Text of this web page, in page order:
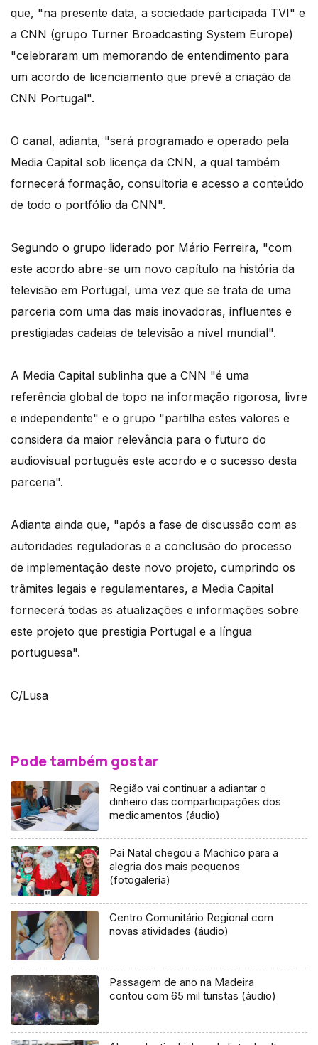
que, "na presente data, a sociedade participada TVI" e
a CNN (grupo Turner Broadcasting System Europe)
"celebraram um memorando de entendimento para
um acordo de licenciamento que prevê a criação da
CNN Portugal".
O canal, adianta, "será programado e operado pela
Media Capital sob licença da CNN, a qual também
fornecerá formação, consultoria e acesso a conteúdo
de todo o portfólio da CNN".
Segundo o grupo liderado por Mário Ferreira, "com
este acordo abre-se um novo capítulo na história da
televisão em Portugal, uma vez que se trata de uma
parceria com uma das mais inovadoras, influentes e
prestigiadas cadeias de televisão a nível mundial".
A Media Capital sublinha que a CNN "é uma
referência global de topo na informação rigorosa, livre
e independente" e o grupo "partilha estes valores e
considera da maior relevância para o futuro do
audiovisual português este acordo e o sucesso desta
parceria".
Adianta ainda que, "após a fase de discussão com as
autoridades reguladoras e a conclusão do processo
de implementação deste novo projeto, cumprindo os
trâmites legais e regulamentares, a Media Capital
fornecerá todas as atualizações e informações sobre
este projeto que prestigia Portugal e a língua
portuguesa".
C/Lusa
Pode também gostar
Região vai continuar a adiantar o
dinheiro das comparticipações dos
medicamentos (áudio)
Pai Natal chegou a Machico para a
alegria dos mais pequenos
(fotogaleria)
Centro Comunitário Regional com
novas atividades (áudio)
Passagem de ano na Madeira
contou com 65 mil turistas (áudio)